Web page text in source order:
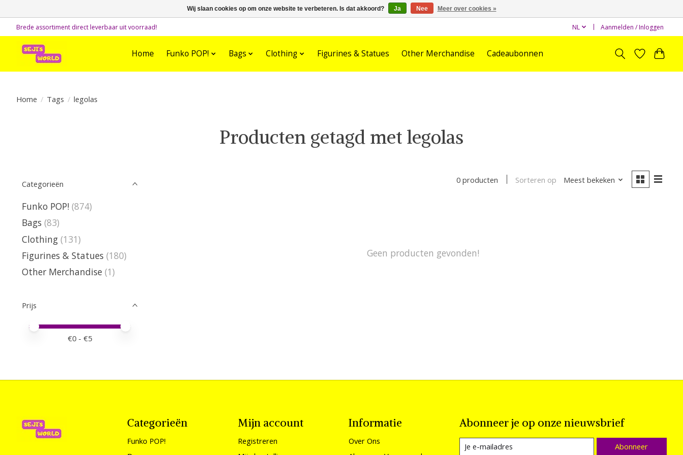
Brede assortiment direct leverbaar uit voorraad! NL Aanmelden / Inloggen
Home Funko POP! Bags Clothing Figurines & Statues Other Merchandise Cadeaubonnen
Home / Tags / legolas
Producten getagd met legolas
Categorieën
Funko POP! (874)
Bags (83)
Clothing (131)
Figurines & Statues (180)
Other Merchandise (1)
Prijs
Minimale prijswaarde
Price maximum value
€0 - €5
0 producten Sorteren op Meest bekeken
Geen producten gevonden!
Categorieën
Funko POP!
Mijn account
Registreren
Informatie
Over Ons
Abonneer je op onze nieuwsbrief
Abonneer
Wij slaan cookies op om onze website te verbeteren. Is dat akkoord? Ja Nee Meer over cookies »